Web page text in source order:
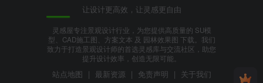
让设计更高效，让灵感更自由
灵感屋专注景观设计行业，为您提供高质量的 SU模
型、CAD施工图、方案文本 及 园林效果图 下载。我们
致力于打造景观设计师的首选灵感库与交流社区，助您
提升设计效率，创造无限可能。
站点地图 | 最新资源 | 免责声明 | 关于我们